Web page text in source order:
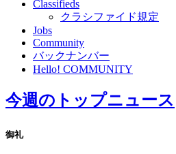
Classifieds
クラシファイド規定
Jobs
Community
バックナンバー
Hello! COMMUNITY
今週のトップニュース
御礼